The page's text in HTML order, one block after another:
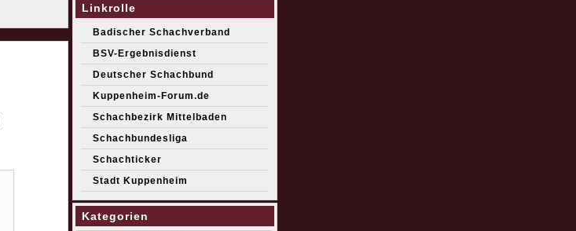
Linkrolle
Badischer Schachverband
BSV-Ergebnisdienst
Deutscher Schachbund
Kuppenheim-Forum.de
Schachbezirk Mittelbaden
Schachbundesliga
Schachticker
Stadt Kuppenheim
Kategorien